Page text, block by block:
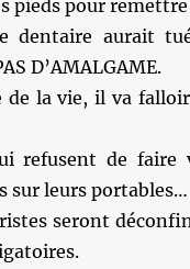
pieds pour
dentaire aurait
D’AMALGAME.
de la vie, il va
refusent de faire
leurs portables…
seront